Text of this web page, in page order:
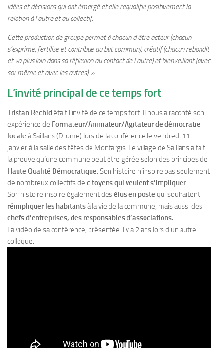
idées et décisions qui ont émergé et elle requalifie positivement la
relation à l’autre et au collectif.
Cette production de groupe permet à chacun d’être acteur (chacun
s’exprime, fertilise et contribue au but commun), créatif (chacun rebondit
et va plus loin dans sa réflexion au contact de l’autre) et bienveillant (avec
soi-même et avec les autres). »
L’invité principal de ce temps fort
Tristan Rechid était l’invité de ce temps fort. Il nous a raconté son
expérience de Formateur/Animateur/Agitateur de démocratie
locale à Saillans (Drome) lors de la conférence le vendredi 11
janvier à la salle des fêtes de Montargis. Le village de Saillans a fait
la preuve qu’une commune peut être gérée selon des principes de
Haute Qualité Démocratique. Son histoire n’inspire pas seulement
de nombreux collectifs de citoyens qui veulent s’impliquer.
Son histoire inspire également desélus en poste qui souhaitent
réimpliquer les habitantsà la vie de la commune, mais aussi des
chefs d’entreprises, des responsables d’associations.
La vidéo de sa conférence, présentée il y a 2 ans lors d’un autre
colloque.